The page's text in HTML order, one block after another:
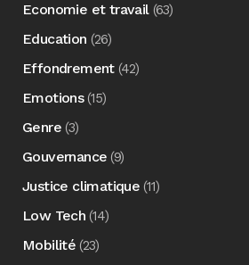
Economie et travail(63)
Education (26)
Effondrement(42)
Emotions(15)
Genre (3)
Gouvernance (9)
Justice climatique (11)
Low Tech (14)
Mobilité (23)